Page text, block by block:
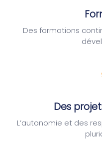
Des formations
Des
L’autonomie et des